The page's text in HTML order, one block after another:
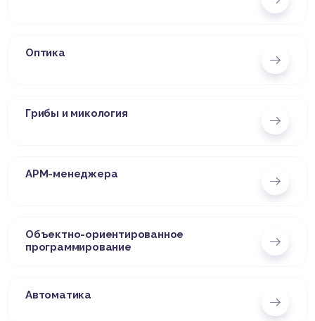
Оптика
Грибы и микология
АРМ-менеджера
Объектно-ориентированное
программирование
Автоматика